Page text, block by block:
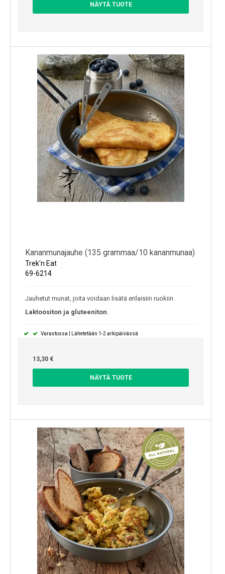
NÄYTÄ TUOTE
Kananmunajauhe (135 grammaa/10 kananmunaa)
Trek'n Eat
69-6214
Jauhetut munat, joita voidaan lisätä erilaisiin ruokiin.
Laktoositon ja gluteeniton.
Varastossa | Lähetetään 1-2 arkipäivässä
13,30 €
NÄYTÄ TUOTE